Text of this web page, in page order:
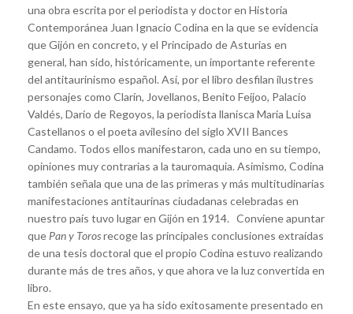
una obra escrita por el periodista y doctor en Historia
Contemporánea Juan Ignacio Codina en la que se evidencia
que Gijón en concreto, y el Principado de Asturias en
general, han sido, históricamente, un importante referente
del antitaurinismo español. Así, por el libro desfilan ilustres
personajes como Clarín, Jovellanos, Benito Feijoo, Palacio
Valdés, Darío de Regoyos, la periodista llanisca María Luisa
Castellanos o el poeta avilesino del siglo XVII Bances
Candamo. Todos ellos manifestaron, cada uno en su tiempo,
opiniones muy contrarias a la tauromaquia. Asimismo, Codina
también señala que una de las primeras y más multitudinarias
manifestaciones antitaurinas ciudadanas celebradas en
nuestro país tuvo lugar en Gijón en 1914. Conviene apuntar
que Pan y Torosrecoge las principales conclusiones extraídas
de una tesis doctoral que el propio Codina estuvo realizando
durante más de tres años, y que ahora ve la luz convertida en
libro.
En este ensayo, que ya ha sido exitosamente presentado en